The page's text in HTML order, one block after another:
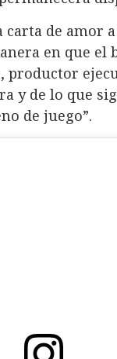
carta de amor
en que el
productor
y de lo que
de juego”.